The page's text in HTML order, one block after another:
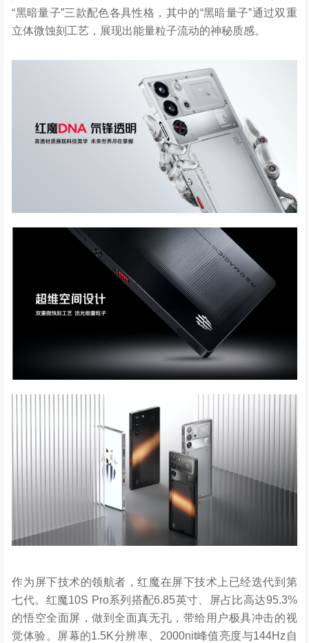
“黑暗量子”三款配色各具性格，其中的“黑暗量子”通过双重
立体微蚀刻工艺，展现出能量粒子流动的神秘质感。
作为屏下技术的领航者，红魔在屏下技术上已经迭代到第
七代。红魔10S Pro系列搭配6.85英寸、屏占比高达95.3%
的悟空全面屏，做到全面真无孔，带给用户极具冲击的视
觉体验。屏幕的1.5K分辨率、2000nit峰值亮度与144Hz自